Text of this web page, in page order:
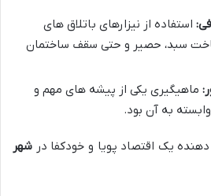
استفاده از نیزارهای باتلاق های
سبد، حصیر و حتی سقف ساختمان
ماهیگیری یکی از پیشه های مهم و
به آن بود.
یک اقتصاد پویا و خودکفا در شهر